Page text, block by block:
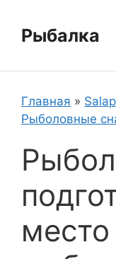
содержимому
Рыбалка
Главная »
Рыболовные